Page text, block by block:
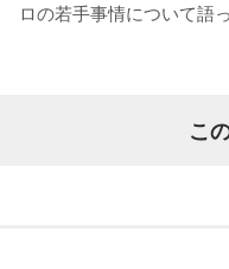
ロの若手事情について語
こ